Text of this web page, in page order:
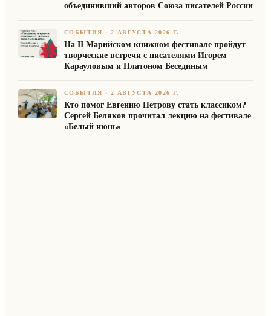
объединивший авторов Союза писателей России
СОБЫТИЯ ·2 АВГУСТА 2026 Г.
На II Марийском книжном фестивале пройдут
творческие встречи с писателями Игорем
Карауловым и Платоном Бесединым
СОБЫТИЯ ·2 АВГУСТА 2026 Г.
Кто помог Евгению Петрову стать классиком?
Сергей Беляков прочитал лекцию на фестивале
«Белый июнь»